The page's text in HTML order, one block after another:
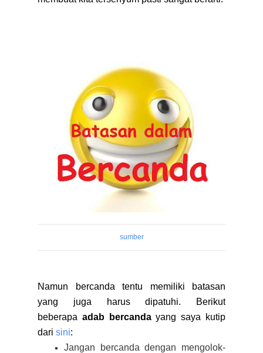
sumber
Namun bercanda tentu memiliki batasan
yang juga harus dipatuhi. Berikut
beberapa adab bercandayang saya kutip
dari sini:
Jangan bercanda dengan mengolok-